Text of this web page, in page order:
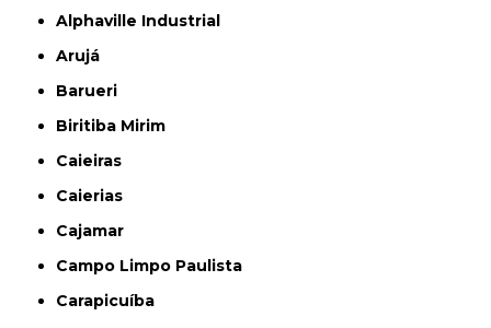
Alphaville Industrial
Arujá
Barueri
Biritiba Mirim
Caieiras
Caierias
Cajamar
Campo Limpo Paulista
Carapicuíba